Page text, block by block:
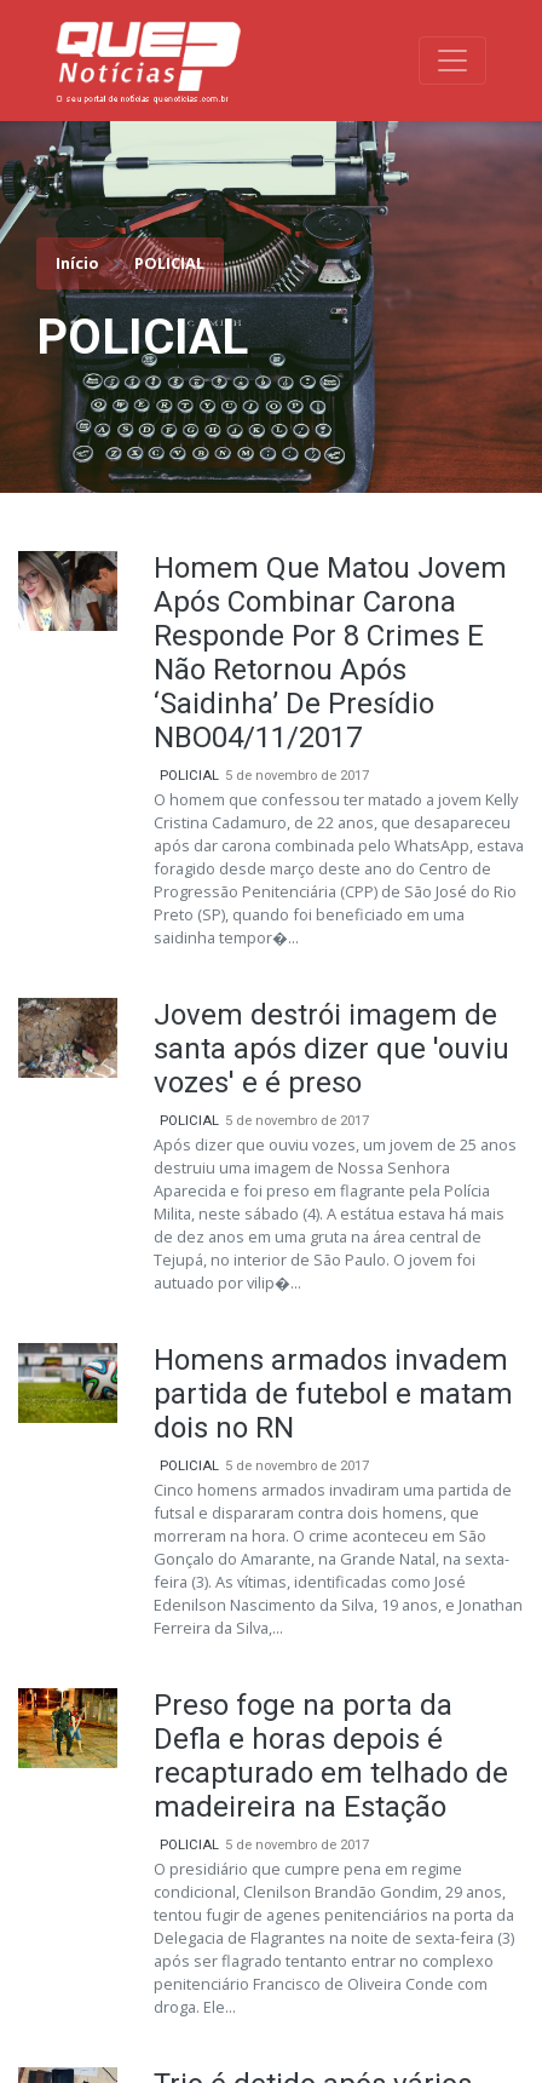
Toggle
Início POLICIAL
POLICIAL
Homem Que Matou Jovem
Após Combinar Carona
Responde Por 8 Crimes E
Não Retornou Após
‘Saidinha’ De Presídio
NBO04/11/2017
POLICIAL 5 de novembro de 2017
O homem que confessou ter matado a jovem Kelly
Cristina Cadamuro, de 22 anos, que desapareceu
após dar carona combinada pelo WhatsApp, estava
foragido desde março deste ano do Centro de
Progressão Penitenciária (CPP) de São José do Rio
Preto (SP), quando foi beneficiado em uma
saidinha tempor�...
Jovem destrói imagem de
santa após dizer que 'ouviu
vozes' e é preso
POLICIAL 5 de novembro de 2017
Após dizer que ouviu vozes, um jovem de 25 anos
destruiu uma imagem de Nossa Senhora
Aparecida e foi preso em flagrante pela Polícia
Milita, neste sábado (4). A estátua estava há mais
de dez anos em uma gruta na área central de
Tejupá, no interior de São Paulo. O jovem foi
autuado por vilip�...
Homens armados invadem
partida de futebol e matam
dois no RN
POLICIAL 5 de novembro de 2017
Cinco homens armados invadiram uma partida de
futsal e dispararam contra dois homens, que
morreram na hora. O crime aconteceu em São
Gonçalo do Amarante, na Grande Natal, na sexta-
feira (3). As vítimas, identificadas como José
Edenilson Nascimento da Silva, 19 anos, e Jonathan
Ferreira da Silva,...
Preso foge na porta da
Defla e horas depois é
recapturado em telhado de
madeireira na Estação
POLICIAL 5 de novembro de 2017
O presidiário que cumpre pena em regime
condicional, Clenilson Brandão Gondim, 29 anos,
tentou fugir de agenes penitenciários na porta da
Delegacia de Flagrantes na noite de sexta-feira (3)
após ser flagrado tentanto entrar no complexo
penitenciário Francisco de Oliveira Conde com
droga. Ele...